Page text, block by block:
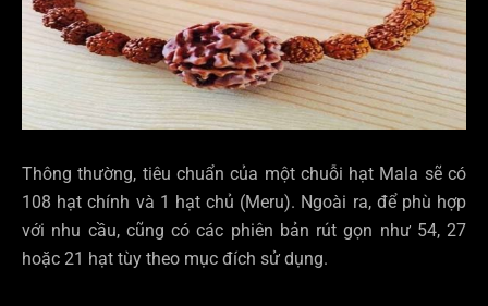
Thông thường, tiêu chuẩn của một chuỗi hạt Mala sẽ có
108 hạt chính và 1 hạt chủ (Meru). Ngoài ra, để phù hợp
với nhu cầu, cũng có các phiên bản rút gọn như 54, 27
hoặc 21 hạt tùy theo mục đích sử dụng.